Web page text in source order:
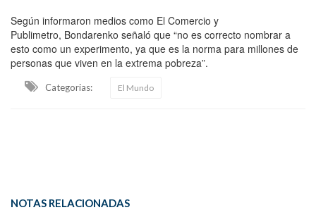
Según informaron medios como El Comercio y
Publimetro, Bondarenko señaló que “no es correcto nombrar a
esto como un experimento, ya que es la norma para millones de
personas que viven en la extrema pobreza”.
Categorias: El Mundo
NOTAS RELACIONADAS